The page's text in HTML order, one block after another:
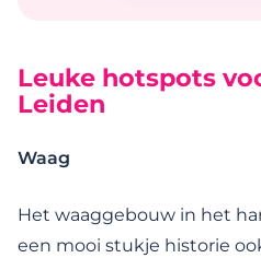
Leuke hotspots
Leiden
Waag
Het waaggebouw in het
een mooi stukje historie